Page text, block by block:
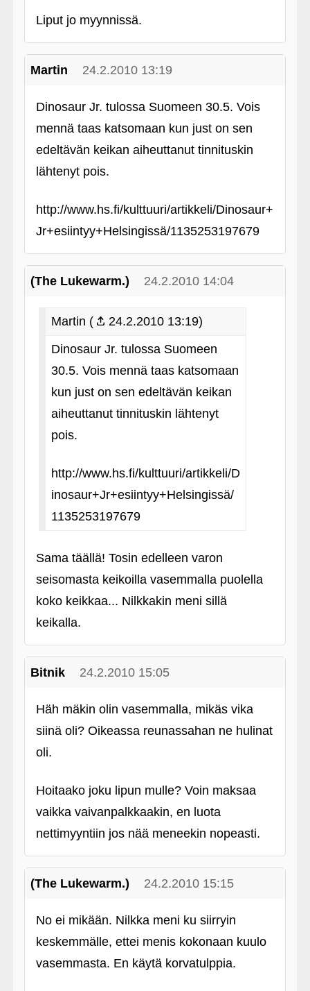
Liput jo myynnissä.
Martin 24.2.2010 13:19
Dinosaur Jr. tulossa Suomeen 30.5. Vois
mennä taas katsomaan kun just on sen
edeltävän keikan aiheuttanut tinnituskin
lähtenyt pois.
http://www.hs.fi/kulttuuri/artikkeli/Dinosaur+
Jr+esiintyy+Helsingissä/1135253197679
(The Lukewarm.) 24.2.2010 14:04
Martin (
24.2.2010 13:19)
Dinosaur Jr. tulossa Suomeen
30.5. Vois mennä taas katsomaan
kun just on sen edeltävän keikan
aiheuttanut tinnituskin lähtenyt
pois.
http://www.hs.fi/kulttuuri/artikkeli/D
inosaur+Jr+esiintyy+Helsingissä/
1135253197679
Sama täällä! Tosin edelleen varon
seisomasta keikoilla vasemmalla puolella
koko keikkaa... Nilkkakin meni sillä
keikalla.
Bitnik 24.2.2010 15:05
Häh mäkin olin vasemmalla, mikäs vika
siinä oli? Oikeassa reunassahan ne hulinat
oli.
Hoitaako joku lipun mulle? Voin maksaa
vaikka vaivanpalkkaakin, en luota
nettimyyntiin jos nää meneekin nopeasti.
(The Lukewarm.) 24.2.2010 15:15
No ei mikään. Nilkka meni ku siirryin
keskemmälle, ettei menis kokonaan kuulo
vasemmasta. En käytä korvatulppia.